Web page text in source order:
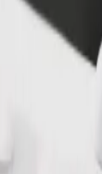
เพิ่มรายได้ด้ว
คุณใน Bolt
Автостанція №
ไปยัง